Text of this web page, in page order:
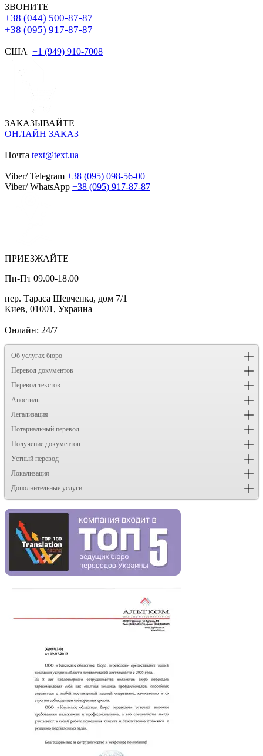
ЗВОНИТЕ
+38 (044) 500-87-87
+38 (095) 917-87-87
США +1 (949) 910-7008
ЗАКАЗЫВАЙТЕ
ОНЛАЙН ЗАКАЗ
Почта text@text.ua
Viber/ Telegram +38 (095) 098-56-00
Viber/ WhatsApp +38 (095) 917-87-87
ПРИЕЗЖАЙТЕ
Пн-Пт 09.00-18.00
пер. Тараса Шевченка, дом 7/1
Киев, 01001, Украина
Онлайн: 24/7
Об услугах бюро
Перевод документов
Перевод текстов
Апостиль
Легализация
Нотариальный перевод
Получение документов
Устный перевод
Локализация
Дополнительные услуги